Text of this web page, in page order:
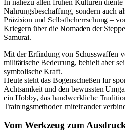
In nahezu allen frühen Kulturen diente
Nahrungsbeschaffung, sondern auch
Präzision und Selbstbeherrschung –
Kriegern über die Nomaden der
Samurai.
Mit der Erfindung von Schusswaffen
militärische Bedeutung, behielt aber
symbolische Kraft.
Heute steht das Bogenschießen für
Achtsamkeit und den bewussten
ein Hobby, das handwerkliche
Trainingsmethoden miteinander
Vom Werkzeug zum